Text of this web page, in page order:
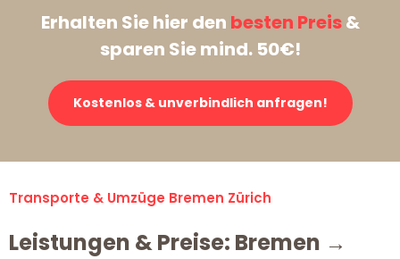
Erhalten Sie hier den besten Preis&
sparen Sie mind. 50€!
Kostenlos & unverbindlich anfragen!
Transporte & Umzüge Bremen Zürich
Leistungen & Preise: Bremen →